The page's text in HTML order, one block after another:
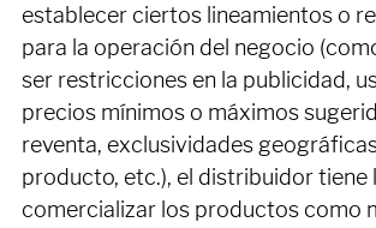
Esto quiere decir que, si bien el
establecer ciertos lineamientos o
para la operación del negocio
ser restricciones en la publicidad,
precios mínimos o máximos
reventa, exclusividades
producto, etc.), el distribuidor tiene